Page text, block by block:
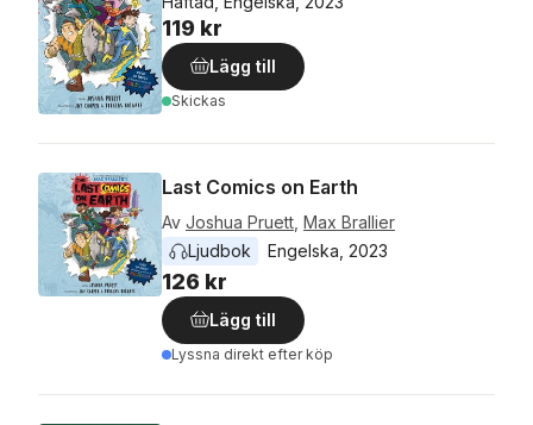
119 kr
Lägg till
Skickas
Last Comics on Earth
Av Joshua Pruett Max Brallier
Ljudbok
Engelska 2023
126 kr
Lägg till
Lyssna direkt efter köp